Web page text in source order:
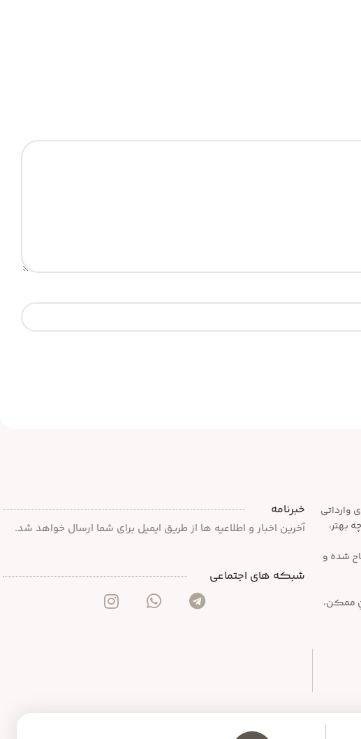
های وارداتی
بهتر،
افتتاح شده و
ممکن،
خبرنامه
آخرین اخبار و اطلاعیه ها از طریق ایمیل برای شما ارسال خواهد شد.
شبکه های اجتماعی